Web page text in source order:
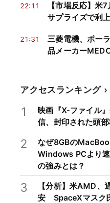
22:11
【市場反応】米
サプライズで利
21:31
三菱電機、ポー
品メーカー
アクセスランキング
1
映画『X-ファイル
信、封印された頭
2
なぜ8GBの
Windows PCより
の強みとは？
3
【分析】米AMD、
安 SpaceXマスク